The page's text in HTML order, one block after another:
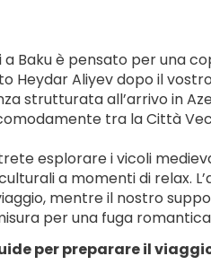
a Baku è pensato per una
Heydar Aliyev dopo il
strutturata all’arrivo in
tra la Città
esplorare i vicoli
a momenti di relax.
mentre il nostro
per una fuga
per preparare il